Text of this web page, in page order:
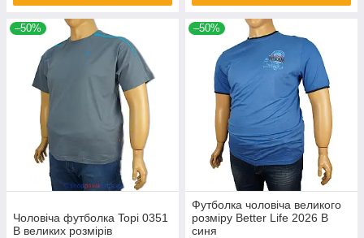
–50%
Чоловіча футболка Topi 0351
B великих розмірів
–50%
Футболка чоловіча великого
розміру Better Life 2026 В
синя